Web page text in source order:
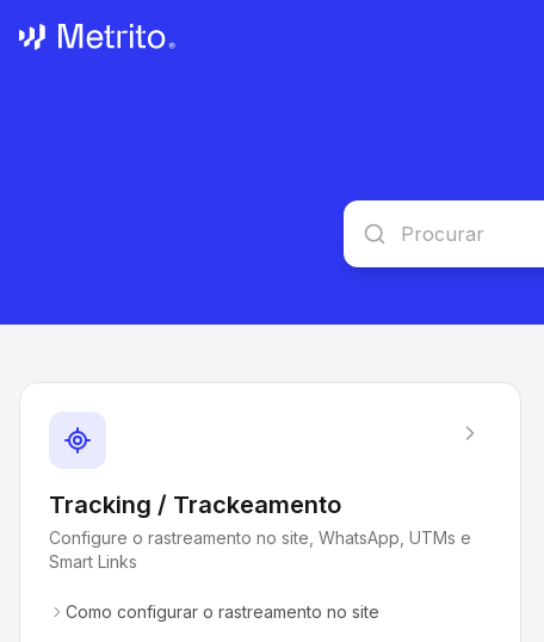
Tracking / Trackeamento
Configure o rastreamento no site, WhatsApp, UTMs e
Smart Links
Como configurar o rastreamento no site